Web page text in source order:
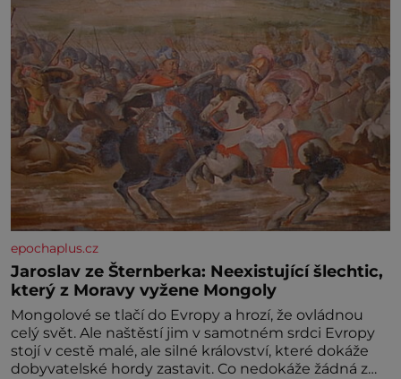
epochaplus.cz
Jaroslav ze Šternberka: Neexistující šlechtic,
který z Moravy vyžene Mongoly
Mongolové se tlačí do Evropy a hrozí, že ovládnou
celý svět. Ale naštěstí jim v samotném srdci Evropy
stojí v cestě malé, ale silné království, které dokáže
dobyvatelské hordy zastavit. Co nedokáže žádná z